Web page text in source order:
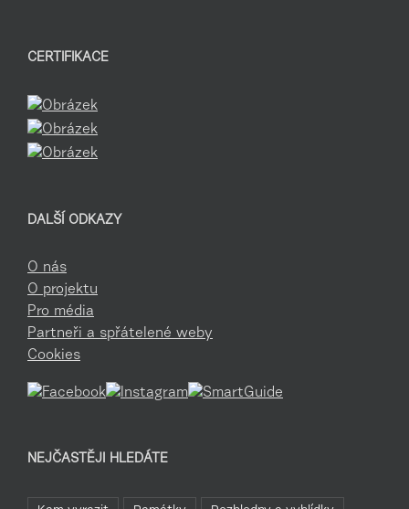
CERTIFIKACE
DALŠÍ ODKAZY
O nás
O projektu
Pro média
Partneři a spřátelené weby
Cookies
NEJČASTĚJI HLEDÁTE